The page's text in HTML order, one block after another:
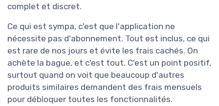
complet et discret.
Ce qui est sympa, c'est que l'application ne
nécessite pas d'abonnement. Tout est inclus, ce qui
est rare de nos jours et évite les frais cachés. On
achète la bague, et c'est tout. C'est un point positif,
surtout quand on voit que beaucoup d'autres
produits similaires demandent des frais mensuels
pour débloquer toutes les fonctionnalités.